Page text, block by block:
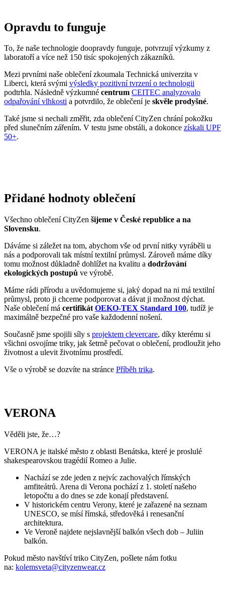
Opravdu to funguje
To, že naše technologie doopravdy funguje, potvrzují výzkumy z
laboratoří a více než 150 tisíc spokojených zákazníků.
Mezi prvními naše oblečení zkoumala Technická univerzita v
Liberci, která svými výsledky pozitivní tvrzení o technologii
podtrhla. Následně výzkumné centrum CEITEC analyzovalo
odpařování vlhkosti a potvrdilo, že oblečení je skvěle prodyšné.
Také jsme si nechali změřit, zda oblečení CityZen chrání pokožku
před slunečním zářením. V testu jsme obstáli, a dokonce získali UPF
50+.
Přidané hodnoty oblečení
Všechno oblečení CityZen šijeme v České republice a na
Slovensku.
Dáváme si záležet na tom, abychom vše od první nitky vyráběli u
nás a podporovali tak místní textilní průmysl. Zároveň máme díky
tomu možnost důkladně dohlížet na kvalitu a dodržování
ekologických postupů ve výrobě.
Máme rádi přírodu a uvědomujeme si, jaký dopad na ni má textilní
průmysl, proto ji chceme podporovat a dávat ji možnost dýchat.
Naše oblečení má certifikát OEKO-TEX Standard 100, tudíž je
maximálně bezpečné pro vaše každodenní nošení.
Současně jsme spojili síly s projektem clevercare, díky kterému si
všichni osvojíme triky, jak šetrně pečovat o oblečení, prodloužit jeho
životnost a ulevit životnímu prostředí.
Vše o výrobě se dozvíte na stránce Příběh trika.
VERONA
Věděli jste, že…?
VERONA je italské město z oblasti Benátska, které je proslulé
shakespearovskou tragédií Romeo a Julie.
Nachází se zde jeden z nejvíc zachovalých římských
amfiteátrů. Arena di Verona pochází z 1. století našeho
letopočtu a do dnes se zde konají představení.
V historickém centru Verony, které je zařazené na seznam
UNESCO, se mísí římská, středověká i renesanční
architektura.
Ve Veroně najdete nejslavnější balkón všech dob – Juliin
balkón.
Pokud město navštíví triko CityZen, pošlete nám fotku
na: kolemsveta@cityzenwear.cz